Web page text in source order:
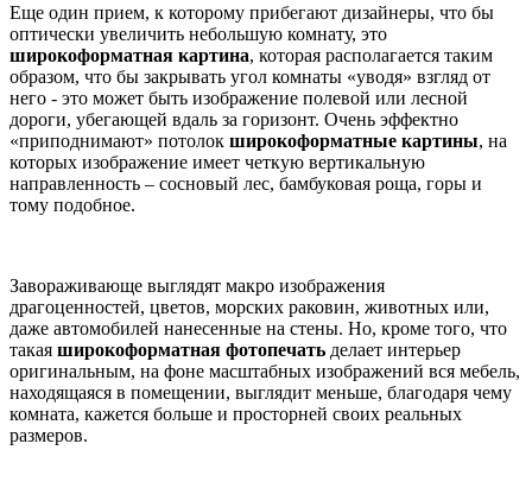
Еще один прием, к которому прибегают дизайнеры, что бы
оптически увеличить небольшую комнату, это
широкоформатная картина, которая располагается таким
образом, что бы закрывать угол комнаты «уводя» взгляд от
него - это может быть изображение полевой или лесной
дороги, убегающей вдаль за горизонт. Очень эффектно
«приподнимают» потолок широкоформатные картины, на
которых изображение имеет четкую вертикальную
направленность – сосновый лес, бамбуковая роща, горы и
тому подобное.
Завораживающе выглядят макро изображения
драгоценностей, цветов, морских раковин, животных или,
даже автомобилей нанесенные на стены. Но, кроме того, что
такая широкоформатная фотопечать делает интерьер
оригинальным, на фоне масштабных изображений вся мебель,
находящаяся в помещении, выглядит меньше, благодаря чему
комната, кажется больше и просторней своих реальных
размеров.